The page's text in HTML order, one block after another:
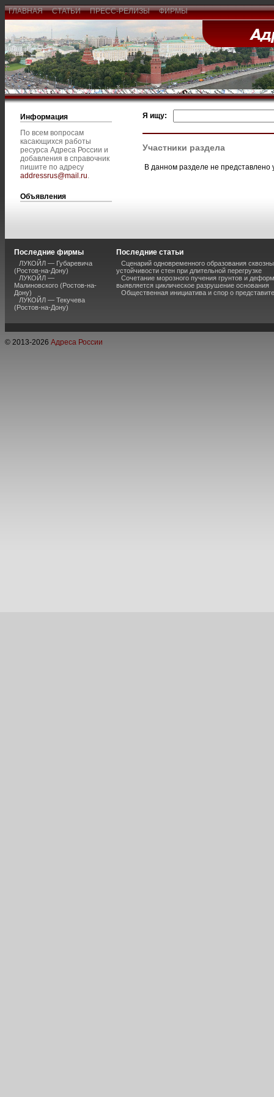
ГЛАВНАЯ СТАТЬИ ПРЕСС-РЕЛИЗЫ ФИРМЫ
Информация
По всем вопросам
касающихся работы
ресурса Адреса России и
добавления в справочник
пишите по адресу
addressrus@mail.ru.
Объявления
Я ищу:
Участники раздела
В данном разделе не представлено
Последние фирмы
ЛУКОЙЛ — Губаревича
(Ростов-на-Дону)
ЛУКОЙЛ —
Малиновского (Ростов-на-
Дону)
ЛУКОЙЛ — Текучева
(Ростов-на-Дону)
Последние статьи
Сценарий одновременного образования
устойчивости стен при длительной перегрузке
Сочетание морозного пучения грунтов и
выявляется циклическое разрушение основания
Общественная инициатива и спор о
© 2013-2026 Адреса России